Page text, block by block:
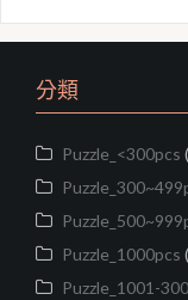
分類
Puzzle_<300pcs
Puzzle_1000pcs
Puzzle_1001-